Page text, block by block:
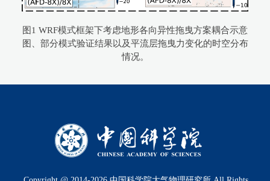
图1 WRF模式框架下考虑地形各向异性拖曳方案耦合示意
图、部分模式验证结果以及平流层拖曳力变化的时空分布
情况。